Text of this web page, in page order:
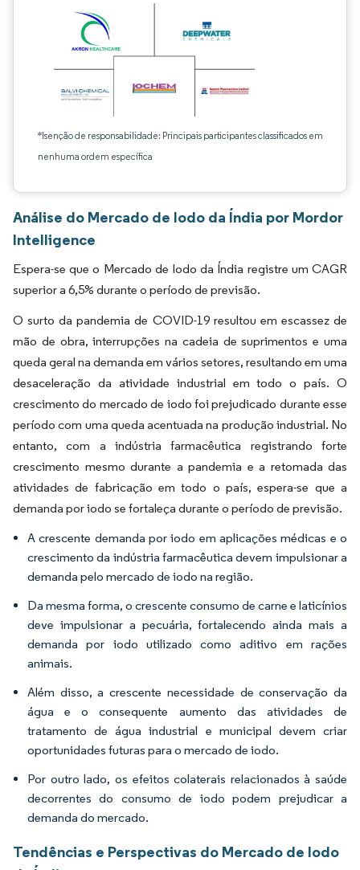
*Isenção de responsabilidade: Principais participantes classificados em
nenhuma ordem específica
Análise do Mercado de Iodo da Índia por Mordor
Intelligence
Espera-se que o Mercado de Iodo da Índia registre um CAGR
superior a 6,5% durante o período de previsão.
O surto da pandemia de COVID-19 resultou em escassez de
mão de obra, interrupções na cadeia de suprimentos e uma
queda geral na demanda em vários setores, resultando em uma
desaceleração da atividade industrial em todo o país. O
crescimento do mercado de iodo foi prejudicado durante esse
período com uma queda acentuada na produção industrial. No
entanto, com a indústria farmacêutica registrando forte
crescimento mesmo durante a pandemia e a retomada das
atividades de fabricação em todo o país, espera-se que a
demanda por iodo se fortaleça durante o período de previsão.
A crescente demanda por iodo em aplicações médicas e o
crescimento da indústria farmacêutica devem impulsionar a
demanda pelo mercado de iodo na região.
Da mesma forma, o crescente consumo de carne e laticínios
deve impulsionar a pecuária, fortalecendo ainda mais a
demanda por iodo utilizado como aditivo em rações
animais.
Além disso, a crescente necessidade de conservação da
água e o consequente aumento das atividades de
tratamento de água industrial e municipal devem criar
oportunidades futuras para o mercado de iodo.
Por outro lado, os efeitos colaterais relacionados à saúde
decorrentes do consumo de iodo podem prejudicar a
demanda do mercado.
Tendências e Perspectivas do Mercado de Iodo